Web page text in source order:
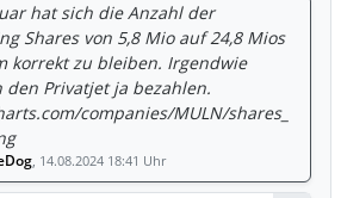
hat sich die Anzahl der
Shares von 5,8 Mio auf 24,8 Mios
korrekt zu bleiben. Irgendwie
den Privatjet ja bezahlen.
companies/MULN/shares_
, 14.08.2024 18:41 Uhr